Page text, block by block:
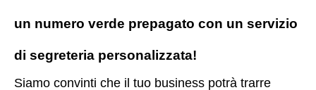
un numero verde prepagato con un servizio
di segreteria personalizzata!
Siamo convinti che il tuo business potrà trarre